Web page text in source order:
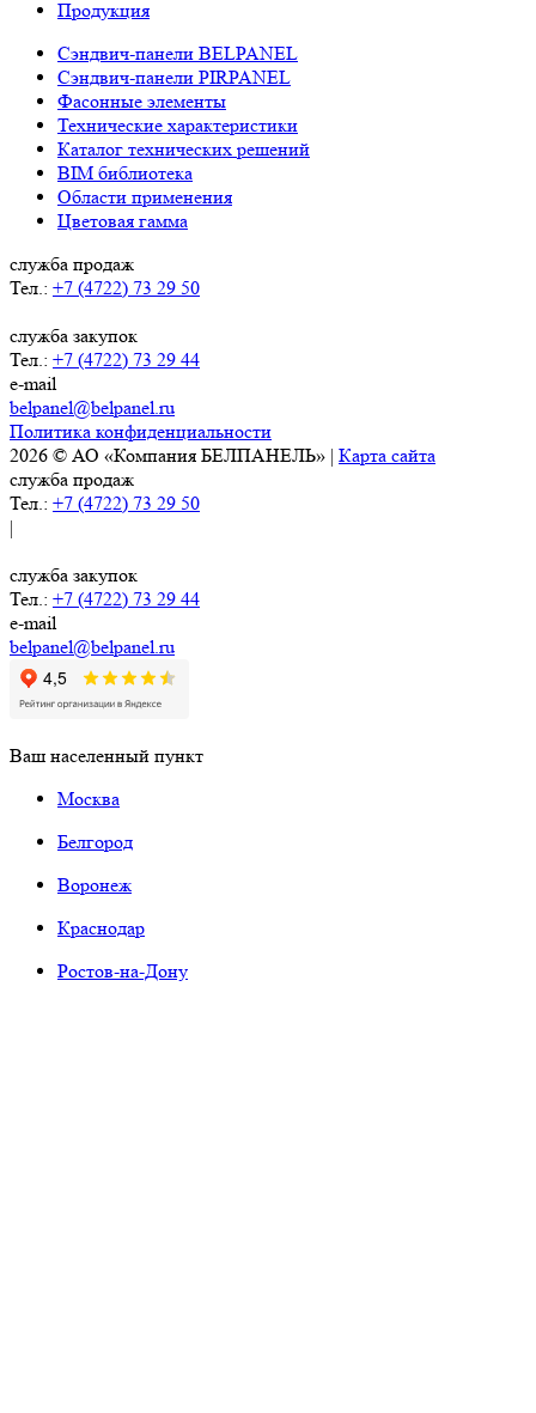
Продукция
Сэндвич-панели BELPANEL
Сэндвич-панели PIRPANEL
Фасонные элементы
Технические характеристики
Каталог технических решений
BIM библиотека
Области применения
Цветовая гамма
служба продаж
Тел.: +7 (4722) 73 29 50
служба закупок
Тел.: +7 (4722) 73 29 44
e-mail
belpanel@belpanel.ru
Политика конфиденциальности
2026 © АО «Компания БЕЛПАНЕЛЬ» | Карта сайта
служба продаж
Тел.: +7 (4722) 73 29 50
|
служба закупок
Тел.: +7 (4722) 73 29 44
e-mail
belpanel@belpanel.ru
Ваш населенный пункт
Москва
Белгород
Воронеж
Краснодар
Ростов-на-Дону